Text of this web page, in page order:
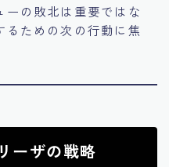
ーの敗北は重要ではな
るための次の行動に焦
ーザの戦略